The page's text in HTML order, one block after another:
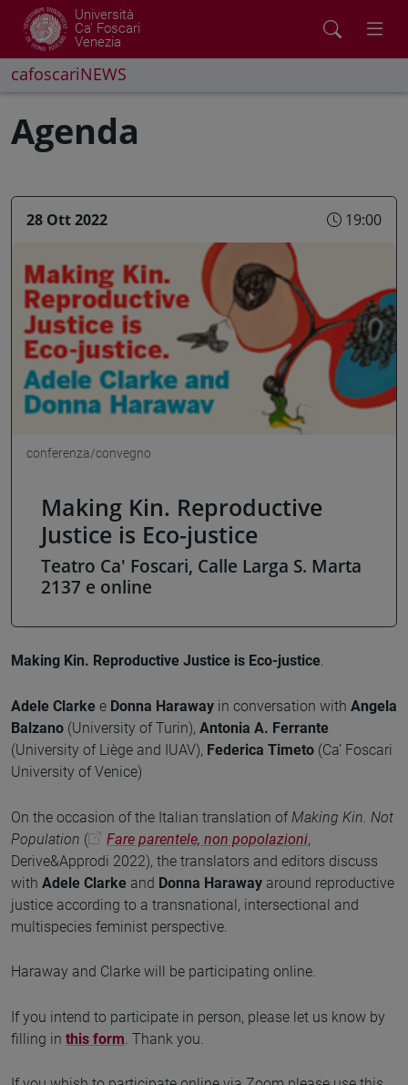
Università
Ca' Foscari
Venezia
cafoscariNEWS
Agenda
28 Ott 2022 19:00
conferenza/convegno
Making Kin. Reproductive
Justice is Eco-justice
Teatro Ca' Foscari, Calle Larga S. Marta
2137 e online
Making Kin. Reproductive Justice is Eco-justice.
Adele Clarke e Donna Haraway in conversation with Angela
Balzano (University of Turin), Antonia A. Ferrante
(University of Liège and IUAV), Federica Timeto (Ca’ Foscari
University of Venice)
On the occasion of the Italian translation of Making Kin. Not
Population ( Fare parentele, non popolazioni,
Derive&Approdi 2022), the translators and editors discuss
with Adele Clarke and Donna Haraway around reproductive
justice according to a transnational, intersectional and
multispecies feminist perspective.
Haraway and Clarke will be participating online.
If you intend to participate in person, please let us know by
filling in this form . Thank you.